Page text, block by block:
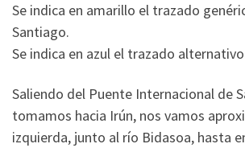
Se indica en amarillo el trazado
Santiago.
Se indica en azul el trazado
Saliendo del Puente Internacional de
tomamos hacia Irún, nos vamos
izquierda, junto al río Bidasoa, hasta